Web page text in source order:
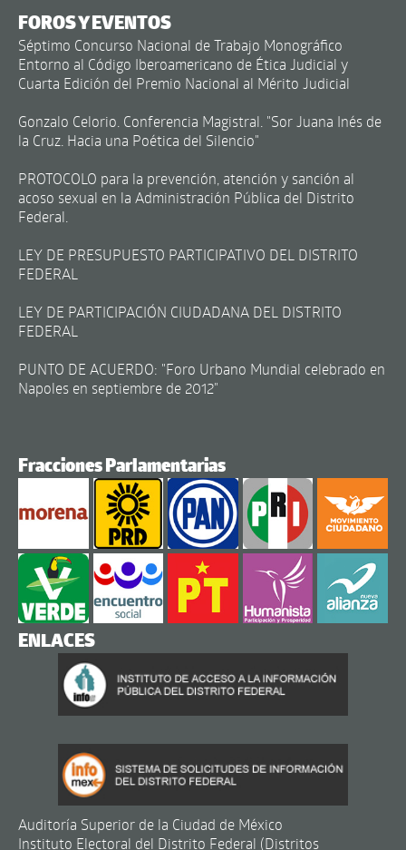
FOROS Y EVENTOS
Séptimo Concurso Nacional de Trabajo Monográfico
Entorno al Código Iberoamericano de Ética Judicial y
Cuarta Edición del Premio Nacional al Mérito Judicial
Gonzalo Celorio. Conferencia Magistral. "Sor Juana Inés de
la Cruz. Hacia una Poética del Silencio"
PROTOCOLO para la prevención, atención y sanción al
acoso sexual en la Administración Pública del Distrito
Federal.
LEY DE PRESUPUESTO PARTICIPATIVO DEL DISTRITO
FEDERAL
LEY DE PARTICIPACIÓN CIUDADANA DEL DISTRITO
FEDERAL
PUNTO DE ACUERDO: "Foro Urbano Mundial celebrado en
Napoles en septiembre de 2012"
Fracciones Parlamentarias
ENLACES
Auditoría Superior de la Ciudad de México
Instituto Electoral del Distrito Federal (Distritos